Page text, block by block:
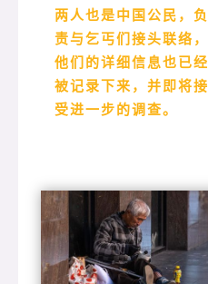
两人也是中国公民，负
责与乞丐们接头联络，
他们的详细信息也已经
被记录下来，并即将接
受进一步的调查。